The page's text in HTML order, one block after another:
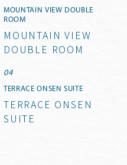
MOUNTAIN VIEW DOUBLE
ROOM
MOUNTAIN VIEW
DOUBLE ROOM
TERRACE ONSEN SUITE
TERRACE ONSEN
SUITE